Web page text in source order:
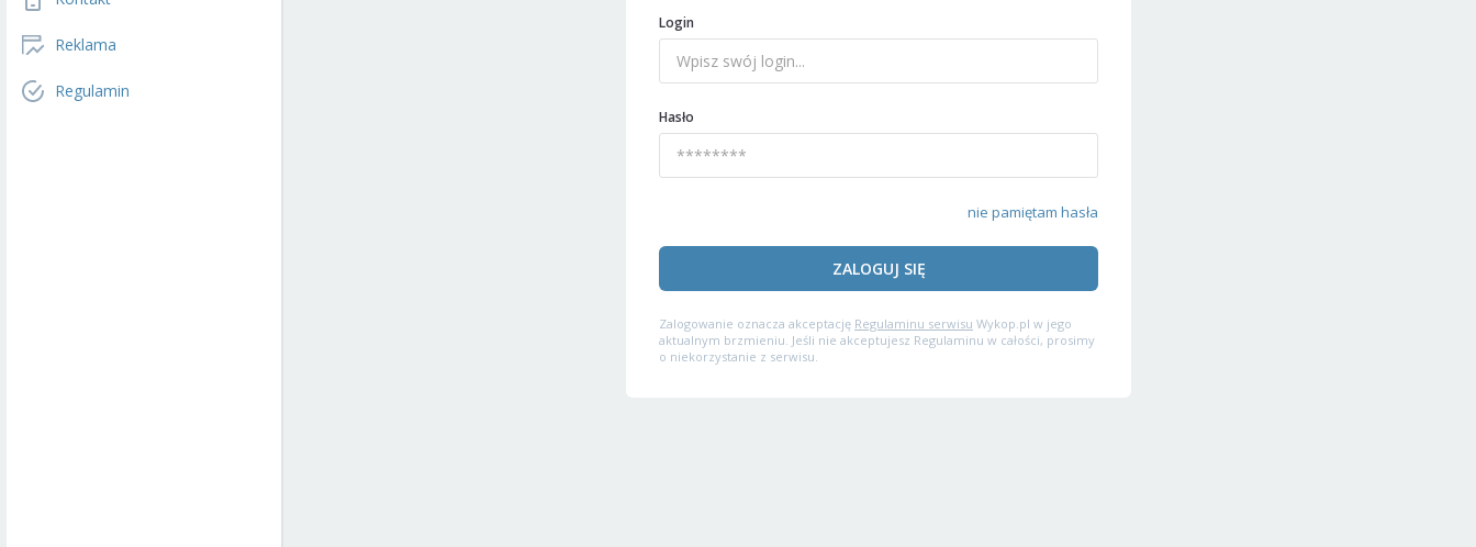
Reklama
Regulamin
Login
Hasło
nie pamiętam hasła
ZALOGUJ SIĘ
Zalogowanie oznacza akceptację Regulaminu serwisu Wykop.pl w jego
aktualnym brzmieniu. Jeśli nie akceptujesz Regulaminu w całości, prosimy
o niekorzystanie z serwisu.